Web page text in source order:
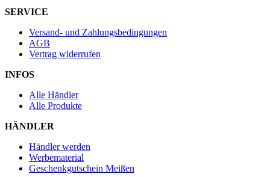
SERVICE
Versand- und Zahlungsbedingungen
AGB
Vertrag widerrufen
INFOS
Alle Händler
Alle Produkte
HÄNDLER
Händler werden
Werbematerial
Geschenkgutschein Meißen